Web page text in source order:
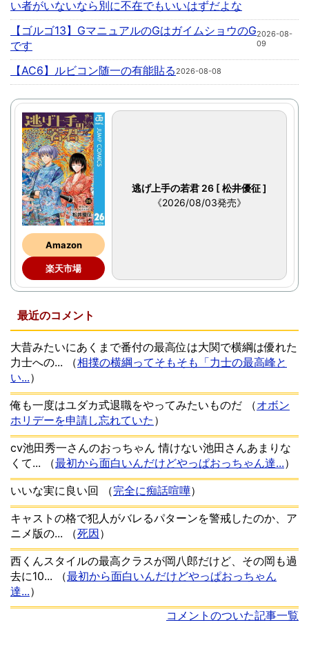
い者がいないなら別に不在でもいいはずだよな
【ゴルゴ13】GマニュアルのGはガイムショウのG
です
2026-08-
09
【AC6】ルビコン随一の有能貼る2026-08-08
Amazon
楽天市場
逃げ上手の若君 26 [ 松井優征 ]
《2026/08/03発売》
最近のコメント
大昔みたいにあくまで番付の最高位は大関で横綱は優れた
力士への...
（相撲の横綱ってそもそも「力士の最高峰と
い...）
俺も一度はユダカ式退職をやってみたいものだ
（オボン
ホリデーを申請し忘れていた ）
cv池田秀一さんのおっちゃん 情けない池田さんあまりな
くて...
（最初から面白いんだけどやっぱおっちゃん達...）
いいな実に良い回
（完全に痴話喧嘩）
キャストの格で犯人がバレるパターンを警戒したのか、ア
ニメ版の...
（死因）
西くんスタイルの最高クラスが岡八郎だけど、その岡も過
去に10...
（最初から面白いんだけどやっぱおっちゃん
達...）
コメントのついた記事一覧